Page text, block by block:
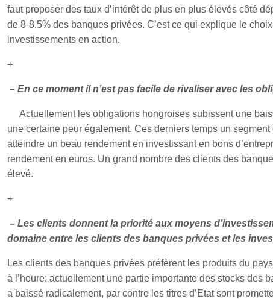
faut proposer des taux d’intérêt de plus en plus élevés côté
de 8-8.5% des banques privées. C’est ce qui explique le
investissements en action.
+
– En ce moment il n’est pas facile de rivaliser avec les
Actuellement les obligations hongroises subissent une
une certaine peur également. Ces derniers temps un
atteindre un beau rendement en investissant en bons
rendement en euros. Un grand nombre des clients des
élevé.
+
– Les clients donnent la priorité aux moyens
domaine entre les clients des banques privées et les
Les clients des banques privées préfèrent les produits du
à l’heure: actuellement une partie importante des stocks des
a baissé radicalement, par contre les titres d’Etat sont